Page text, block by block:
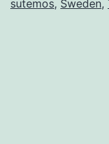
sutemos, Sweden,